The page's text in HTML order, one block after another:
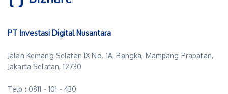
PT Investasi Digital Nusantara
Jalan Kemang Selatan IX No. 1A, Bangka, Mampang Prapatan,
Jakarta Selatan, 12730
Telp : 0811 - 101 - 430